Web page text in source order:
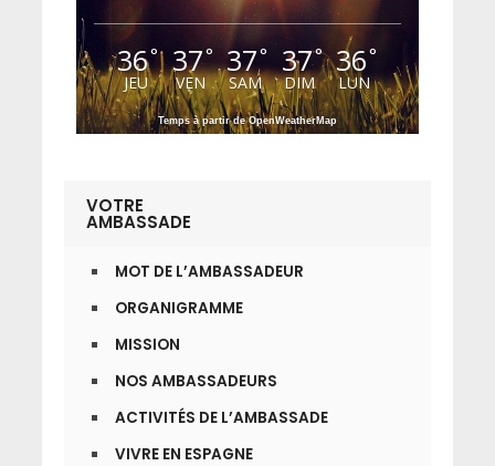
36°
JEU
37°
VEN
37°
SAM
37°
DIM
36°
LUN
Temps à partir de OpenWeatherMap
VOTRE
AMBASSADE
MOT DE L’AMBASSADEUR
ORGANIGRAMME
MISSION
NOS AMBASSADEURS
ACTIVITÉS DE L’AMBASSADE
VIVRE EN ESPAGNE